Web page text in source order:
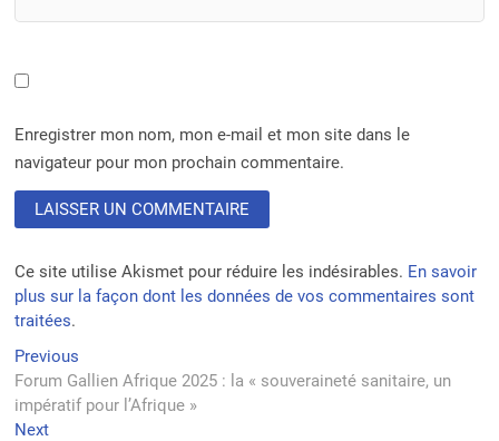
Enregistrer mon nom, mon e-mail et mon site dans le
navigateur pour mon prochain commentaire.
Ce site utilise Akismet pour réduire les indésirables. En savoir
plus sur la façon dont les données de vos commentaires sont
traitées.
Navigation
de
l’article
Previous
post:
Forum Gallien Afrique 2025 : la « souveraineté sanitaire, un
impératif pour l’Afrique »
NextNext